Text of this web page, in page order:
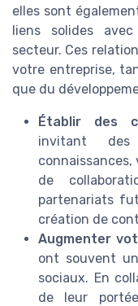
elles sont
liens solides
secteur. Ces
votre entreprise,
que du
Établir des
invitant
connaissances,
de
partenariats
création de
Augmenter
ont souvent
sociaux. En
de leur